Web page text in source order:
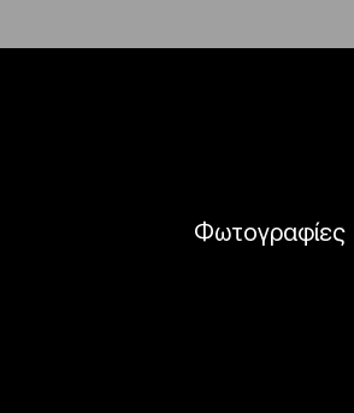
Φωτογραφίες